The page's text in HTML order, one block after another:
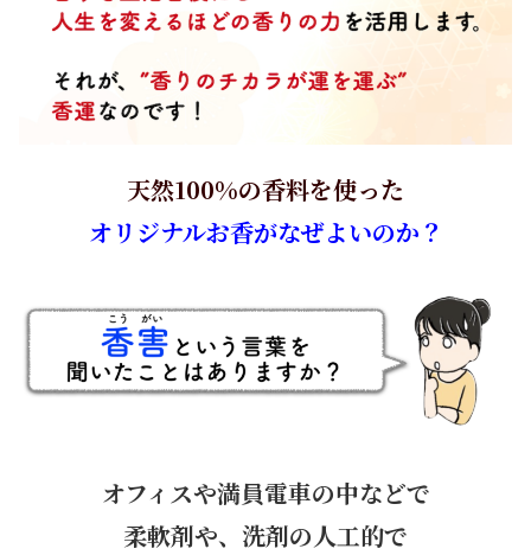
天然100%の香料を使った
オリジナルお香がなぜよいのか？
オフィスや満員電車の中などで
柔軟剤や、洗剤の人工的で